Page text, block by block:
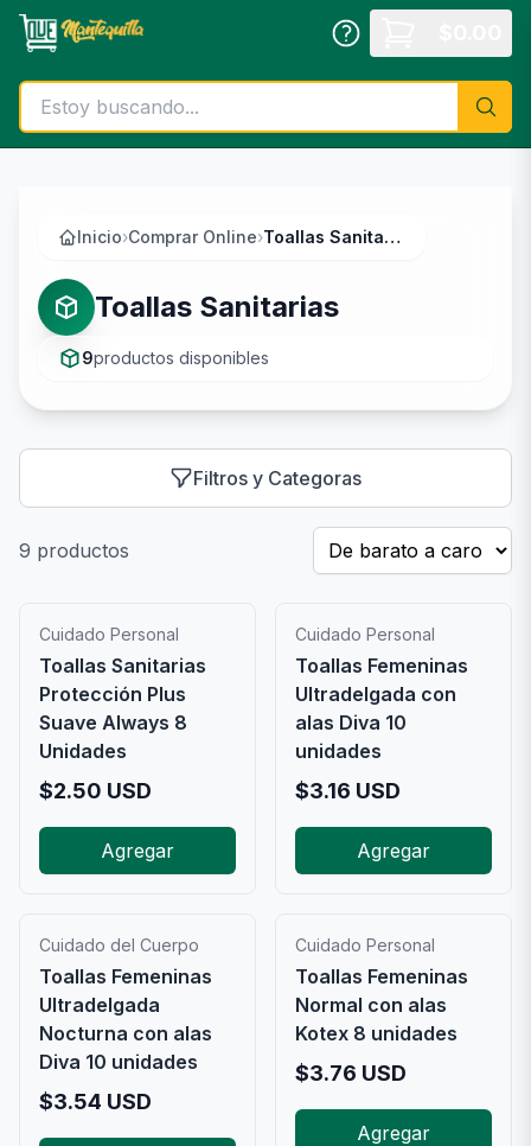
Saltar al contenido principal
Inicio›Comprar Online› Toallas Sanitarias
Toallas Sanitarias
9productos disponibles
Filtros y Categoras
9 productos
Cuidado Personal
Toallas Sanitarias
Protección Plus
Suave Always 8
Unidades
$2.50 USD
Agregar
Cuidado Personal
Toallas Femeninas
Ultradelgada con
alas Diva 10
unidades
$3.16 USD
Agregar
Cuidado del Cuerpo
Toallas Femeninas
Ultradelgada
Nocturna con alas
Diva 10 unidades
$3.54 USD
Cuidado Personal
Toallas Femeninas
Normal con alas
Kotex 8 unidades
$3.76 USD
Agregar